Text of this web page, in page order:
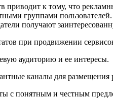
приводит к тому, что
группами
получают
при продвижении
аудиторию и ее интересы.
каналы для размещения
с понятным и честным